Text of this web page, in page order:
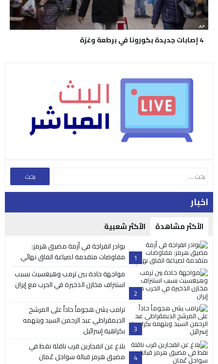
4 إصابات جديدة بكورونا في برطعة وغزة
اخبار
الأكثر مشاهدة الأكثر شعبية
1
بوادر انفراجة في أزمة مضيق هرمز:
مفاوضات متقدمة لصياغة اتفاق نهائي
2
مواجهة حادة بين ترمب وهيغسيث بسبب
استنزاف مخازن الذخيرة في الحرب مع إيران
3
ترامب يشن هجوماً حاداً على المرشح
الديمقراطي عبد الرحمن السيد ويتهمه
بكراهية إسرائيل
4
بلاغ عن انفجارين قرب ناقلة نفط في
مضيق هرمز قبالة سواحل عُمان